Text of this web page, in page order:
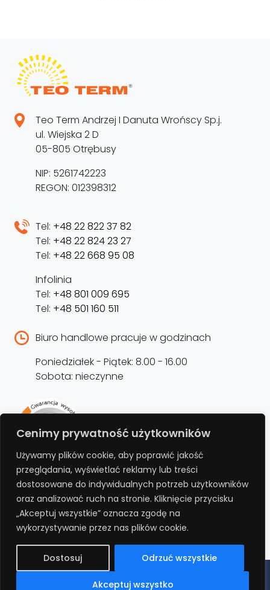
Cenimy prywatność użytkowników
Używamy plików cookie, aby poprawić jakość
przeglądania, wyświetlać reklamy lub treści
dostosowane do indywidualnych potrzeb użytkowników
oraz analizować ruch na stronie. Kliknięcie przycisku
„Akceptuj wszystkie” oznacza zgodę na
wykorzystywanie przez nas plików cookie.
Dostosuj Odrzuć wszystkie
Akceptuj wszystko
Teo Term Andrzej I Danuta Wrońscy Sp.j.
ul. Wiejska 2 D
05-805 Otrębusy
NIP: 5261742223
REGON: 012398312
Tel: +48 22 822 37 82
Tel: +48 22 824 23 27
Tel: +48 22 668 95 08
Infolinia
Tel: +48 801 009 695
Tel: +48 501 160 511
Biuro handlowe pracuje w godzinach
Poniedziałek - Piątek: 8.00 - 16.00
Sobota: nieczynne
przedłużenie gwarancji
Bezpłatnie przedłuż gwarancję o kolejne 12
miesięcy rejestrując produkt na stronie.
REJESTRUJ
Polityka prywatności Regulamin RODO